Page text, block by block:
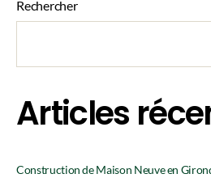
Rechercher
Articles
Construction de Maison Neuve en